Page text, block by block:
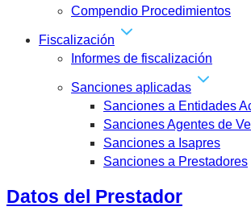
Compendio Procedimientos
Fiscalización
Informes de fiscalización
Sanciones aplicadas
Sanciones a Entidades
Sanciones Agentes de
Sanciones a Isapres
Sanciones a Prestadores
Datos del Prestador